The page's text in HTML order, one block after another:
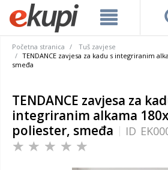
Početna stranica
Tuš zavjese
TENDANCE zavjesa za kadu s integriranim
smeđa
TENDANCE zavjesa za
integriranim alkama
poliester, smeđa
ID